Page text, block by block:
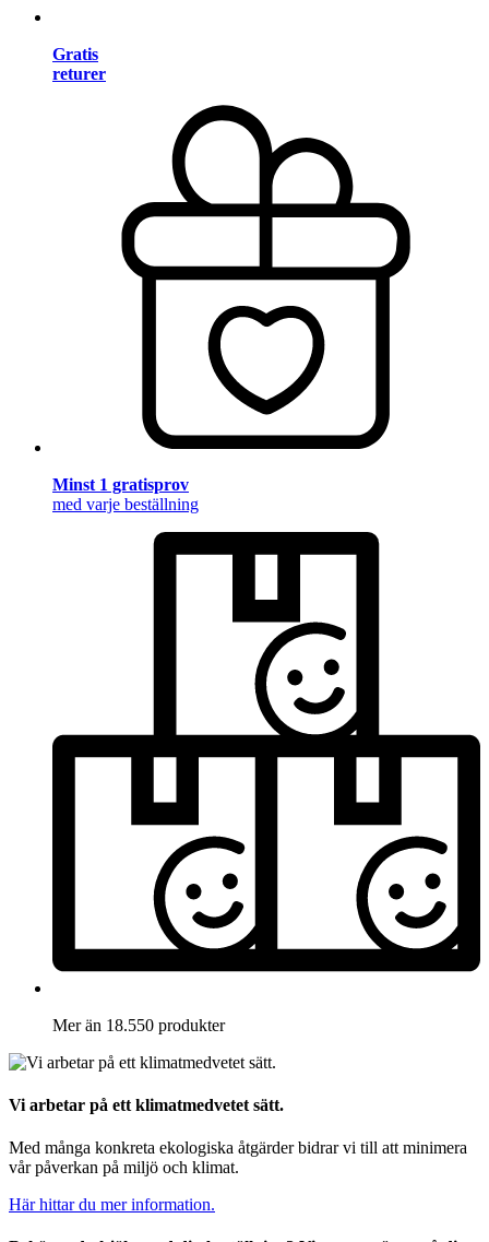
Gratis
returer
Minst 1 gratisprov
med varje beställning
Mer än 18.550 produkter
Vi arbetar på ett klimatmedvetet sätt.
Med många konkreta ekologiska åtgärder bidrar vi till att minimera
vår påverkan på miljö och klimat.
Här hittar du mer information.